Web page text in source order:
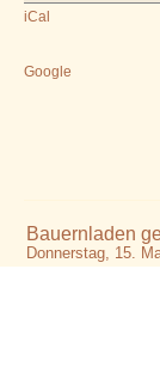
Umweltbildung
Innnenhof
iCal
Google
Bauernladen
Donnerstag, 15.